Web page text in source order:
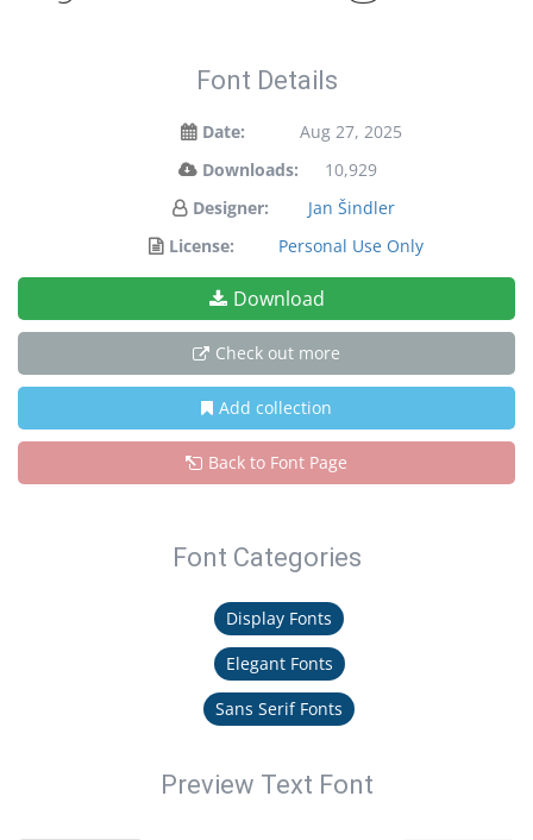
Font Details
Date:
Aug 27, 2025
Downloads:
10,929
Designer:
Jan Šindler
License:
Personal Use Only
Download
Check out more
Add collection
Back to Font Page
Font Categories
Display Fonts
Elegant Fonts
Sans Serif Fonts
Preview Text Font